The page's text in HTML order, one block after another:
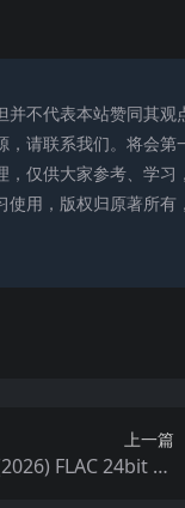
不代表本站赞同其观
请联系我们。将会第
仅供大家参考、学习
用，版权归原著所
上一篇
FLAC 24bit 96